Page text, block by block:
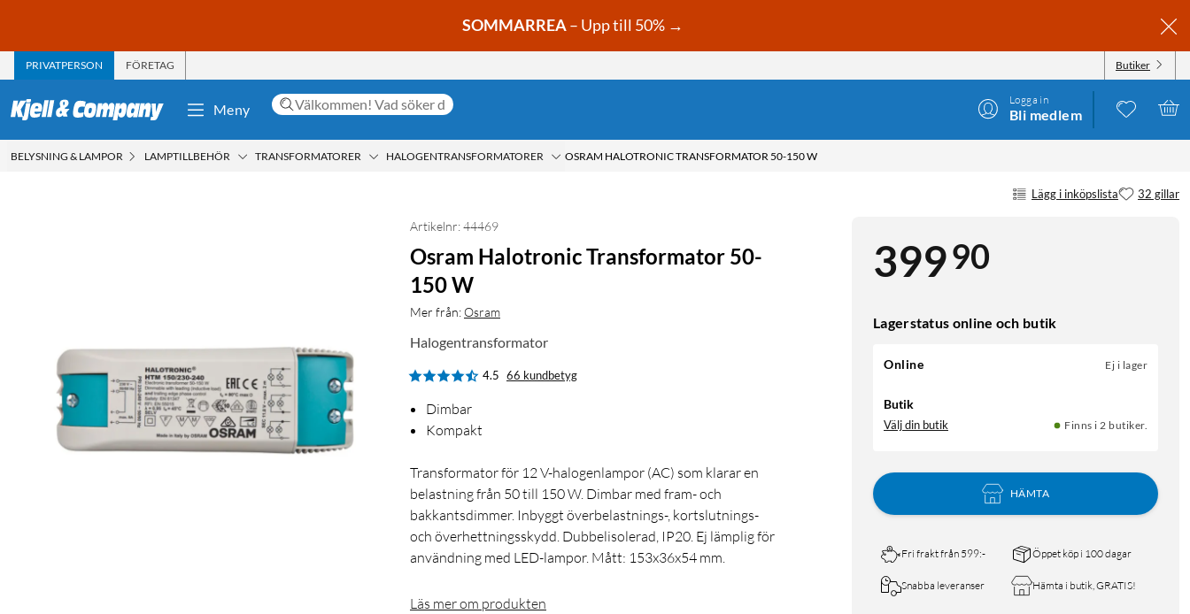
SOMMARREA– Upp till 50% →
PRIVATPERSON FÖRETAG Butiker
Meny
Logga in
Bli medlem
BELYSNING & LAMPOR LAMPTILLBEHÖR TRANSFORMATORER HALOGENTRANSFORMATORER OSRAM HALOTRONIC TRANSFORMATOR 50-150 W
Lägg i inköpslista 32 gillar
39990
Lagerstatus online och butik
Online Ej i lager
Butik
Välj din butik Finns i 2 butiker.
HÄMTA
Fri frakt från 599:- Öppet köp i 100 dagar
Snabba leveranser Hämta i butik, GRATIS!
Artikelnr: 44469
Osram Halotronic Transformator 50-
150 W
Mer från:Osram
Halogentransformator
4.5 66 kundbetyg
Dimbar
Kompakt
Transformator för 12 V-halogenlampor (AC) som klarar en
belastning från 50 till 150 W. Dimbar med fram- och
bakkantsdimmer. Inbyggt överbelastnings-, kortslutnings-
och överhettningsskydd. Dubbelisolerad, IP20. Ej lämplig för
användning med LED-lampor. Mått: 153x36x54 mm.
Läs mer om produkten